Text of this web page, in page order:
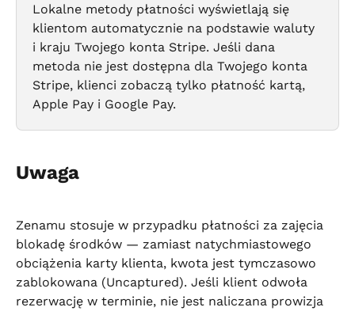
Lokalne metody płatności wyświetlają się
klientom automatycznie na podstawie waluty
i kraju Twojego konta Stripe. Jeśli dana
metoda nie jest dostępna dla Twojego konta
Stripe, klienci zobaczą tylko płatność kartą,
Apple Pay i Google Pay.
Uwaga
Zenamu stosuje w przypadku płatności za zajęcia
blokadę środków — zamiast natychmiastowego
obciążenia karty klienta, kwota jest tymczasowo
zablokowana (Uncaptured). Jeśli klient odwoła
rezerwację w terminie, nie jest naliczana prowizja